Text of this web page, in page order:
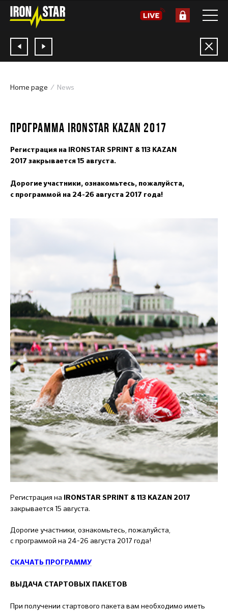
Home page News
ПРОГРАММА IRONSTAR KAZAN 2017
Регистрация на
IRONSTAR SPRINT & 113 KAZAN
2017 закрывается 15 августа.
Дорогие участники, ознакомьтесь, пожалуйста,
с программой на 24-26 августа 2017 года!
Регистрация на IRONSTAR SPRINT & 113 KAZAN 2017
закрывается 15 августа.
Дорогие участники, ознакомьтесь, пожалуйста,
с программой на 24-26 августа 2017 года!
СКАЧАТЬ ПРОГРАММУ
ВЫДАЧА СТАРТОВЫХ ПАКЕТОВ
При получении стартового пакета вам необходимо иметь